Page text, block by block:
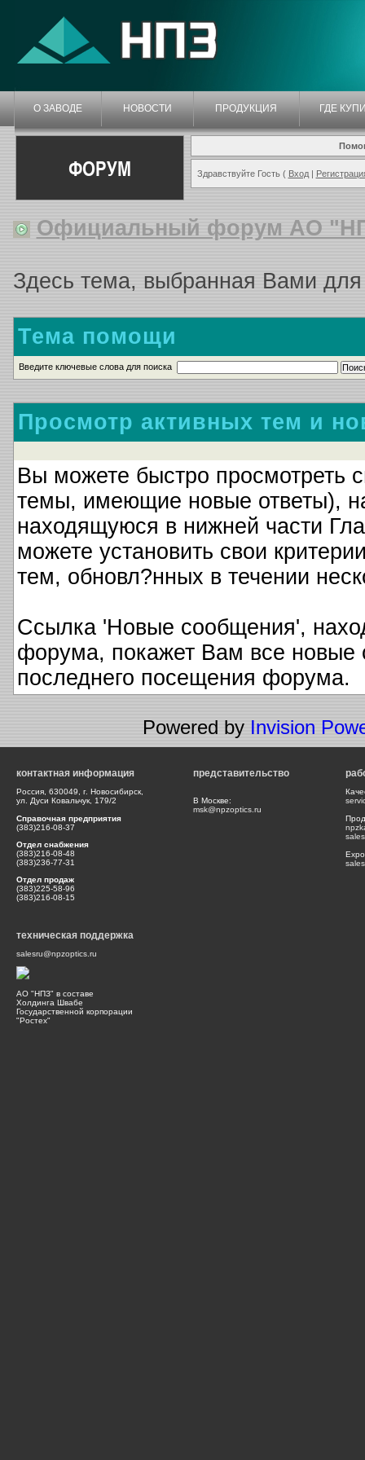
О ЗАВОДЕ НОВОСТИ ПРОДУКЦИЯ ГДЕ
ФОРУМ Здравствуйте Гость ( Вход|
Официальный форум АО
Здесь тема, выбранная Вами
Тема помощи
Введите ключевые слова для поиска
Просмотр активных тем и
Вы можете быстро просмотреть
темы, имеющие новые ответы),
находящуюся в нижней части
можете установить свои
тем, обновл?нных в течении
Ссылка 'Новые сообщения',
форума, покажет Вам все
последнего посещения форума.
Powered by Invision
контактная информация
Россия, 630049, г. Новосибирск,
ул. Дуси Ковальчук, 179/2
Справочная предприятия
(383)216-08-37
Отдел снабжения
(383)216-08-48
(383)236-77-31
Отдел продаж
(383)225-58-96
(383)216-08-15
представительство
В Москве:
msk@npzoptics.ru
техническая поддержка
salesru@npzoptics.ru
АО "НПЗ" в составе
Холдинга Швабе
Государственной корпорации
"Ростех"